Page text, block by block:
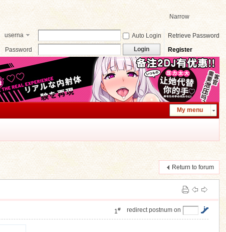
Narrow
userna
Auto Login
Retrieve Password
Password
Login Register
My menu
Return to forum
redirect postnum on
1#